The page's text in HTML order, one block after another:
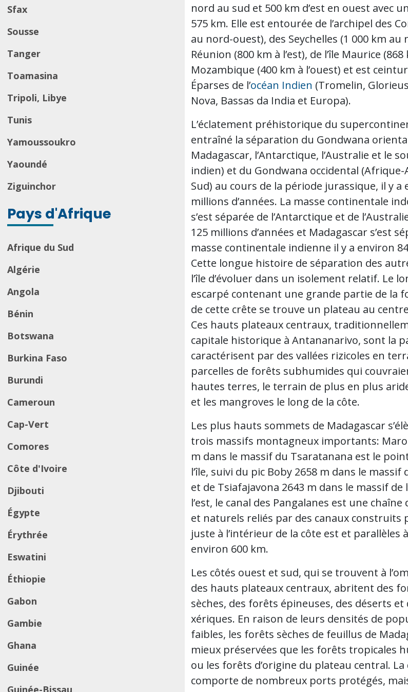
Sfax
Sousse
Tanger
Toamasina
Tripoli, Libye
Tunis
Yamoussoukro
Yaoundé
Ziguinchor
Pays d'Afrique
Afrique du Sud
Algérie
Angola
Bénin
Botswana
Burkina Faso
Burundi
Cameroun
Cap-Vert
Comores
Côte d'Ivoire
Djibouti
Égypte
Érythrée
Eswatini
Éthiopie
Gabon
Gambie
Ghana
Guinée
Guinée-Bissau
nord au sud et 500 km d’est en ouest avec
575 km. Elle est entourée de l’archipel des
au nord-ouest), des Seychelles (1 000 km au
Réunion (800 km à l’est), de l’île Maurice (868
Mozambique (400 km à l’ouest) et est
Éparses de l’océan Indien (Tromelin,
Nova, Bassas da India et Europa).
L’éclatement préhistorique du
entraîné la séparation du Gondwana
Madagascar, l’Antarctique, l’Australie et le
indien) et du Gondwana occidental
Sud) au cours de la période jurassique, il y a
millions d’années. La masse continentale
s’est séparée de l’Antarctique et de
125 millions d’années et Madagascar s’est
masse continentale indienne il y a environ
Cette longue histoire de séparation des
l’île d’évoluer dans un isolement relatif. Le
escarpé contenant une grande partie de la
de cette crête se trouve un plateau au
Ces hauts plateaux centraux,
capitale historique à Antananarivo, sont la
caractérisent par des vallées rizicoles en
parcelles de forêts subhumides qui
hautes terres, le terrain de plus en plus
et les mangroves le long de la côte.
Les plus hauts sommets de Madagascar
trois massifs montagneux importants:
m dans le massif du Tsaratanana est le
l’île, suivi du pic Boby 2658 m dans le massif
et de Tsiafajavona 2643 m dans le massif de
l’est, le canal des Pangalanes est une chaîne
et naturels reliés par des canaux construits
juste à l’intérieur de la côte est et parallèles
environ 600 km.
Les côtés ouest et sud, qui se trouvent à
des hauts plateaux centraux, abritent des
sèches, des forêts épineuses, des déserts
xériques. En raison de leurs densités de
faibles, les forêts sèches de feuillus de
mieux préservées que les forêts tropicales
ou les forêts d’origine du plateau central.
comporte de nombreux ports protégés,